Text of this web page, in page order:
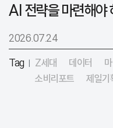
AI 전략을 마련해야
2026.07.24
Tag | Z세대 데이터
소비리포트
제일기